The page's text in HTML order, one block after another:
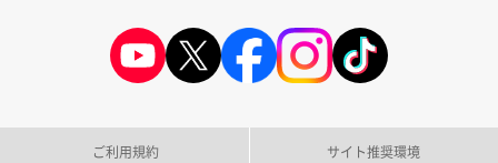
ご利用規約 サイト推奨環境